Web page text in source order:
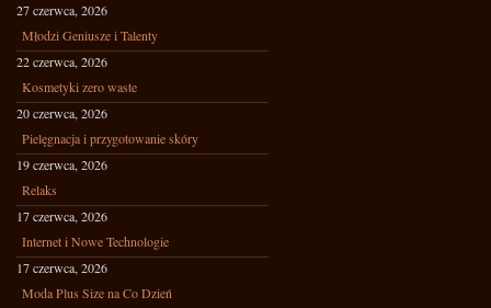
27 czerwca, 2026
Młodzi Geniusze i Talenty
22 czerwca, 2026
Kosmetyki zero waste
20 czerwca, 2026
Pielęgnacja i przygotowanie skóry
19 czerwca, 2026
Relaks
17 czerwca, 2026
Internet i Nowe Technologie
17 czerwca, 2026
Moda Plus Size na Co Dzień